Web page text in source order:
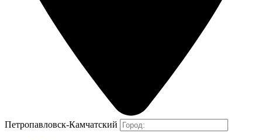
Петропавловск-Камчатский